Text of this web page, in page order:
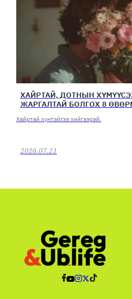
ХАЙРТАЙ, ДОТНЫН
ЖАРГАЛТАЙ БОЛГОХ 8
Хайртай хүнтэйгээ хийгээрэй.
2026.07.21